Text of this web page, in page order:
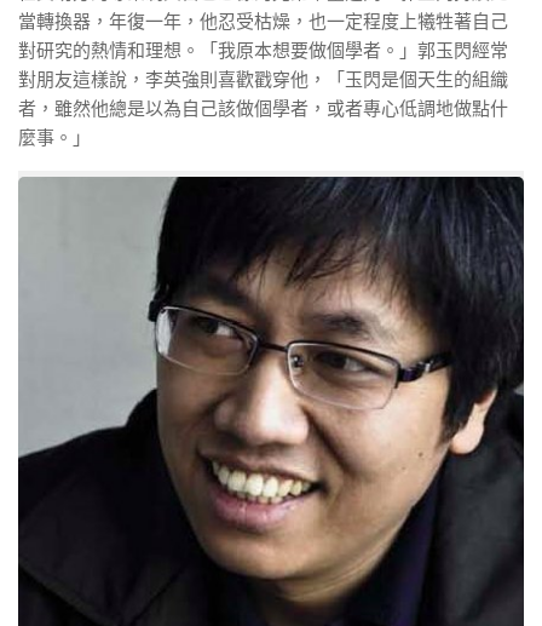
當轉換器，年復一年，他忍受枯燥，也一定程度上犧牲著自己
對研究的熱情和理想。「我原本想要做個學者。」郭玉閃經常
對朋友這樣說，李英強則喜歡戳穿他，「玉閃是個天生的組織
者，雖然他總是以為自己該做個學者，或者專心低調地做點什
麼事。」